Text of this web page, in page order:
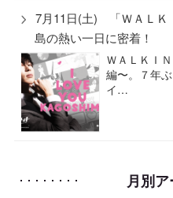
7月11日(土) 「ＷＡＬＫ
島の熱い一日に密着！
ＷＡＬＫＩ
編〜。７年
イ…
月別